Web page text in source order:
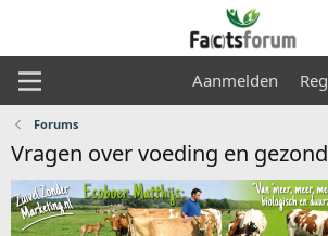
Aanmelden
Forums
Vragen over voeding en